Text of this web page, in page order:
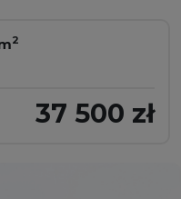
2
37 500 zł